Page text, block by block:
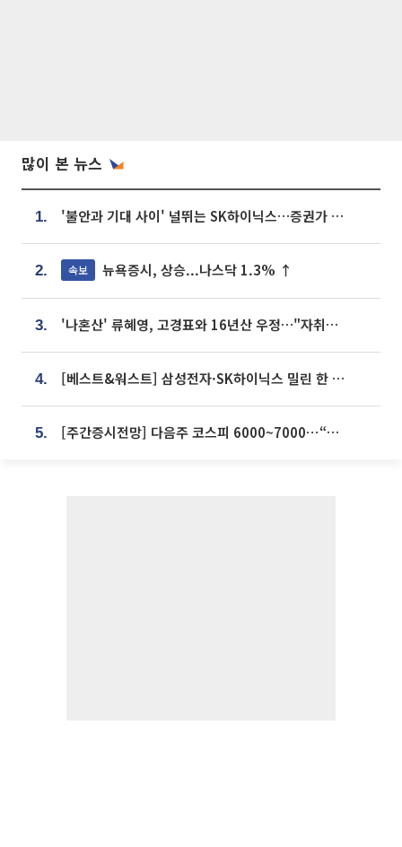
많이 본 뉴스
1. '불안과 기대 사이' 널뛰는 SK하이닉스…증권가 "HBM4·LTA 기반 펀터멘털 견고"
2. 속보 뉴욕증시, 상승...나스닥 1.3% ↑
3. '나혼산' 류혜영, 고경표와 16년산 우정…"자취방서 부모님과 마주쳐"
4. [베스트&워스트] 삼성전자·SK하이닉스 밀린 한 주…상상인증권은 85% 급등
5. [주간증시전망] 다음주 코스피 6000~7000⋯“外人 수급은 정책이 변수”